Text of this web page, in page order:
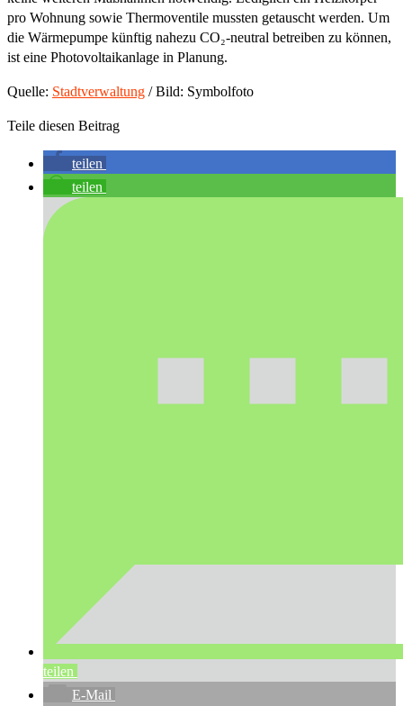
pro Wohnung sowie Thermoventile mussten getauscht werden. Um
die Wärmepumpe künftig nahezu CO₂-neutral betreiben zu können,
ist eine Photovoltaikanlage in Planung.
Quelle: Stadtverwaltung / Bild: Symbolfoto
Teile diesen Beitrag
teilen
teilen
teilen
E-Mail